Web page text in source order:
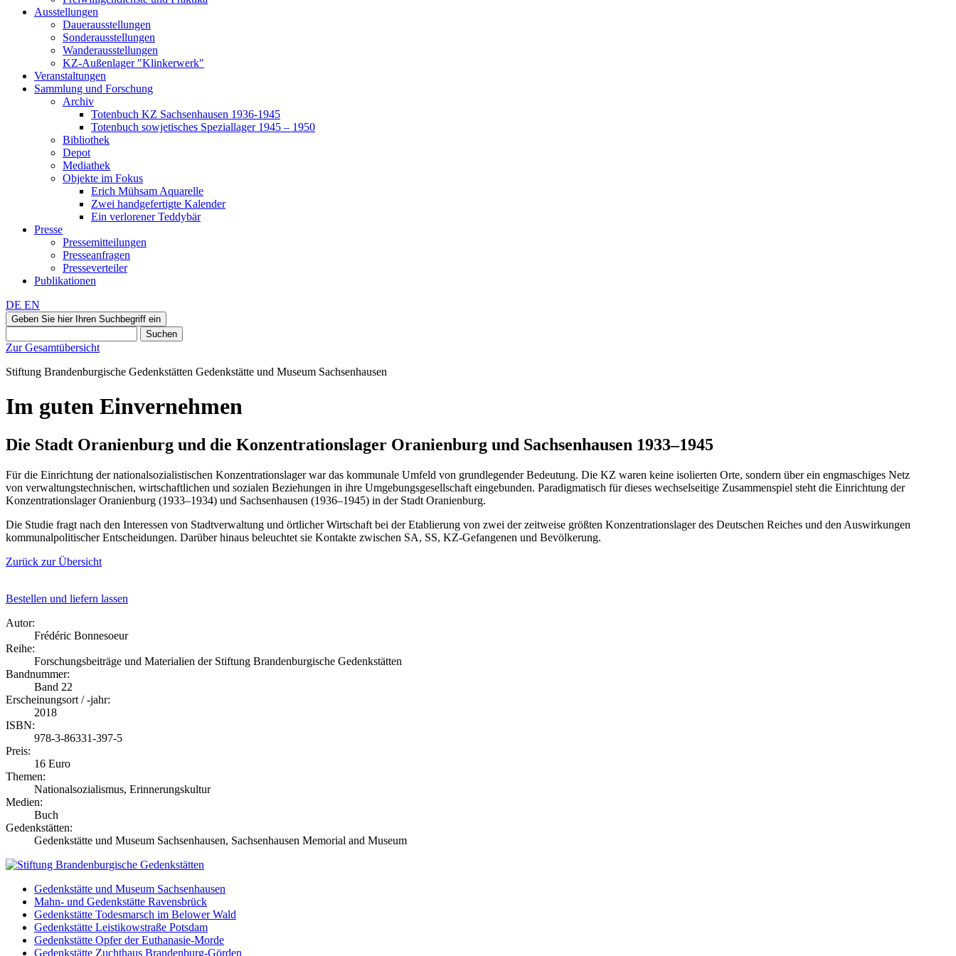
Ausstellungen
Dauerausstellungen
Sonderausstellungen
Wanderausstellungen
KZ-Außenlager "Klinkerwerk"
Veranstaltungen
Sammlung und Forschung
Archiv
Totenbuch KZ Sachsenhausen 1936-1945
Totenbuch sowjetisches Speziallager 1945 – 1950
Bibliothek
Depot
Mediathek
Objekte im Fokus
Erich Mühsam Aquarelle
Zwei handgefertigte Kalender
Ein verlorener Teddybär
Presse
Pressemitteilungen
Presseanfragen
Presseverteiler
Publikationen
DE EN
Geben Sie hier Ihren Suchbegriff ein
Suchen
Zur Gesamtübersicht
Stiftung Brandenburgische Gedenkstätten Gedenkstätte und Museum Sachsenhausen
Im guten Einvernehmen
Die Stadt Oranienburg und die Konzentrationslager Oranienburg und Sachsenhausen 1933–1945
Für die Einrichtung der nationalsozialistischen Konzentrationslager war das kommunale Umfeld von grundlegender Bedeutung. Die KZ waren keine isolierten Orte, sondern über ein engmaschiges Netz
von verwaltungstechnischen, wirtschaftlichen und sozialen Beziehungen in ihre Umgebungsgesellschaft eingebunden. Paradigmatisch für dieses wechselseitige Zusammenspiel steht die Einrichtung der
Konzentrationslager Oranienburg (1933–1934) und Sachsenhausen (1936–1945) in der Stadt Oranienburg.
Die Studie fragt nach den Interessen von Stadtverwaltung und örtlicher Wirtschaft bei der Etablierung von zwei der zeitweise größten Konzentrationslager des Deutschen Reiches und den Auswirkungen
kommunalpolitischer Entscheidungen. Darüber hinaus beleuchtet sie Kontakte zwischen SA, SS, KZ-Gefangenen und Bevölkerung.
Zurück zur Übersicht
Bestellen und liefern lassen
Autor:
Frédéric Bonnesoeur
Reihe:
Forschungsbeiträge und Materialien der Stiftung Brandenburgische Gedenkstätten
Bandnummer:
Band 22
Erscheinungsort / -jahr:
2018
ISBN:
978-3-86331-397-5
Preis:
16 Euro
Themen:
Nationalsozialismus, Erinnerungskultur
Medien:
Buch
Gedenkstätten:
Gedenkstätte und Museum Sachsenhausen, Sachsenhausen Memorial and Museum
Gedenkstätte und Museum Sachsenhausen
Mahn- und Gedenkstätte Ravensbrück
Gedenkstätte Todesmarsch im Belower Wald
Gedenkstätte Leistikowstraße Potsdam
Gedenkstätte Opfer der Euthanasie-Morde
Gedenkstätte Zuchthaus Brandenburg-Görden